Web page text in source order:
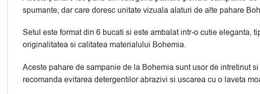
spumante, dar care doresc unitate vizuala alaturi de alte pahare
Setul este format din 6 bucati si este ambalat intr-o cutie eleganta,
originalitatea si calitatea materialului Bohemia.
Aceste pahare de sampanie de la Bohemia sunt usor de intretinut
recomanda evitarea detergentilor abrazivi si uscarea cu o laveta